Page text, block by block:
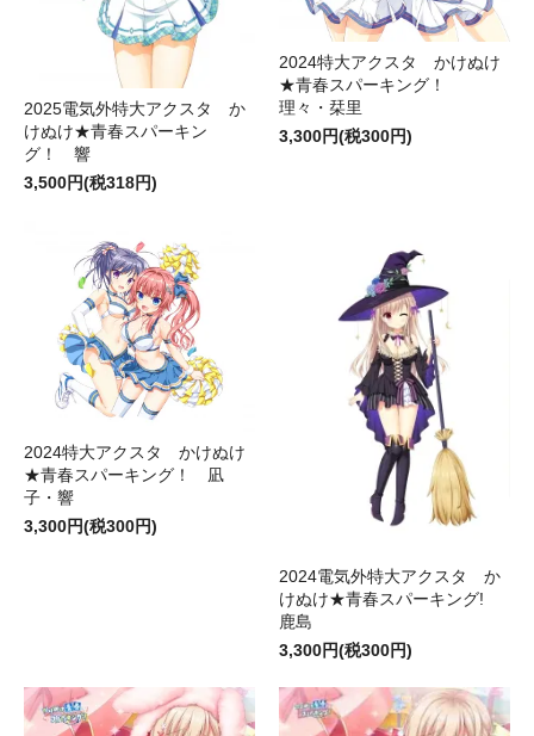
2025電気外特大アクスタ か
けぬけ★青春スパーキン
グ！ 響
3,500円(税318円)
2024特大アクスタ かけぬけ
★青春スパーキング！
理々・栞里
3,300円(税300円)
2024特大アクスタ かけぬけ
★青春スパーキング！ 凪
子・響
3,300円(税300円)
2024電気外特大アクスタ か
けぬけ★青春スパーキング!
鹿島
3,300円(税300円)